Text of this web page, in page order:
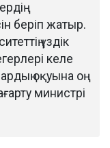
беріп жатыр.
үздік
келе
оқуына оң
министрі